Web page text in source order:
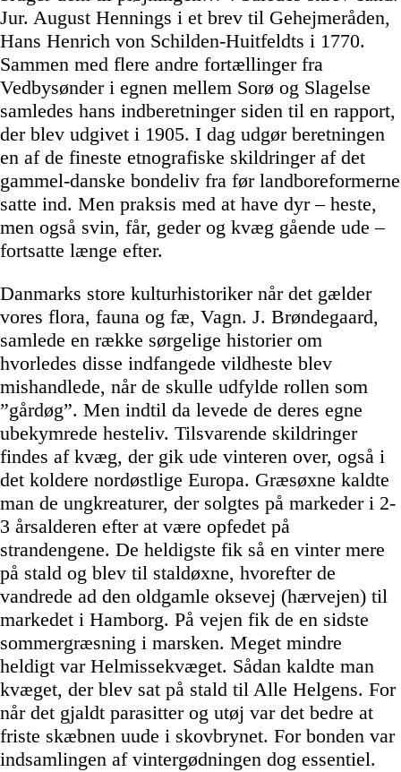
Jur. August Hennings i et brev til Gehejmeråden,
Hans Henrich von Schilden-Huitfeldts i 1770.
Sammen med flere andre fortællinger fra
Vedbysønder i egnen mellem Sorø og Slagelse
samledes hans indberetninger siden til en rapport,
der blev udgivet i 1905. I dag udgør beretningen
en af de fineste etnografiske skildringer af det
gammel-danske bondeliv fra før landboreformerne
satte ind. Men praksis med at have dyr – heste,
men også svin, får, geder og kvæg gående ude –
fortsatte længe efter.
Danmarks store kulturhistoriker når det gælder
vores flora, fauna og fæ, Vagn. J. Brøndegaard,
samlede en række sørgelige historier om
hvorledes disse indfangede vildheste blev
mishandlede, når de skulle udfylde rollen som
”gårdøg”. Men indtil da levede de deres egne
ubekymrede hesteliv. Tilsvarende skildringer
findes af kvæg, der gik ude vinteren over, også i
det koldere nordøstlige Europa. Græsøxne kaldte
man de ungkreaturer, der solgtes på markeder i 2-
3 årsalderen efter at være opfedet på
strandengene. De heldigste fik så en vinter mere
på stald og blev til staldøxne, hvorefter de
vandrede ad den oldgamle oksevej (hærvejen) til
markedet i Hamborg. På vejen fik de en sidste
sommergræsning i marsken. Meget mindre
heldigt var Helmissekvæget. Sådan kaldte man
kvæget, der blev sat på stald til Alle Helgens. For
når det gjaldt parasitter og utøj var det bedre at
friste skæbnen uude i skovbrynet. For bonden var
indsamlingen af vintergødningen dog essentiel.